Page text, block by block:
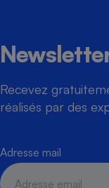
Recevez
réalisés par des
Adresse mail